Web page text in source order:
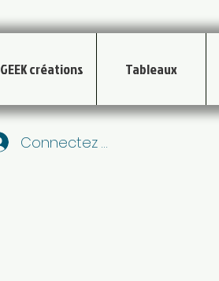
GEEK créations Tableaux
Connectez vous